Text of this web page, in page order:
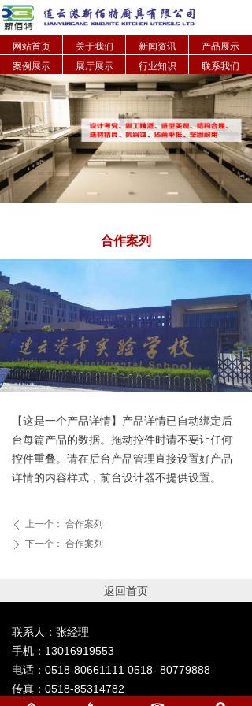
网站首页 关于我们 新闻资讯
产品展示
案例展示
展厅展示 行业知识 联系我们
【这是一个产品详情】产品详情已自动绑定后
台每篇产品的数据。拖动控件时请不要让任何
控件重叠。请在后台产品管理直接设置好产品
详情的内容样式，前台设计器不提供设置。
ꄴ 上一个： 合作案列
ꄲ 下一个： 合作案列
合作案列
联系人：张经理
手机：13016919553
电话：0518-80661111 0518- 80779888
传真：0518-85314782
返回首页